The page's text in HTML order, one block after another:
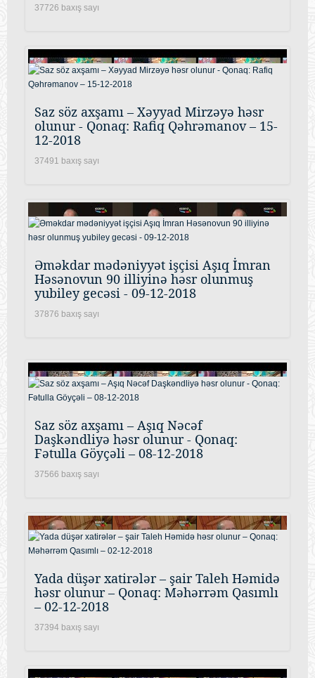
37726 baxış sayı
Saz söz axşamı – Xəyyad Mirzəyə həsr
olunur - Qonaq: Rafiq Qəhrəmanov – 15-
12-2018
37491 baxış sayı
Əməkdar mədəniyyət işçisi Aşıq İmran
Həsənovun 90 illiyinə həsr olunmuş
yubiley gecəsi - 09-12-2018
37876 baxış sayı
Saz söz axşamı – Aşıq Nəcəf
Daşkəndliyə həsr olunur - Qonaq:
Fətulla Göyçəli – 08-12-2018
37566 baxış sayı
Yada düşər xatirələr – şair Taleh Həmidə
həsr olunur – Qonaq: Məhərrəm Qasımlı
– 02-12-2018
37394 baxış sayı